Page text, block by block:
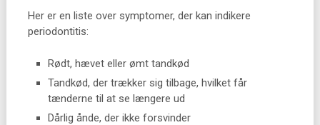
Her er en liste over symptomer, der kan indikere
periodontitis:
Rødt, hævet eller ømt tandkød
Tandkød, der trækker sig tilbage, hvilket får
tænderne til at se længere ud
Dårlig ånde, der ikke forsvinder